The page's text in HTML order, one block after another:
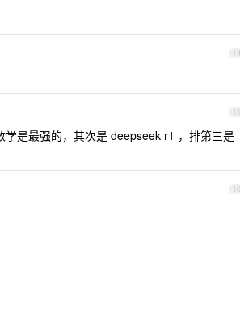
14
15
是最强的，其次是 deepseek r1 ，排第三是
16